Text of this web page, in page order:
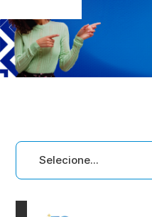
Selecione...